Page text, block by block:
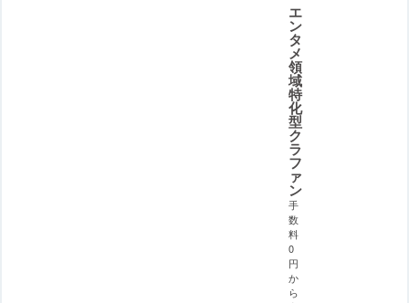
エ
ン
タ
メ
領
域
特
化
型
ク
ラ
フ
ァ
ン
手
数
料
0
円
か
ら